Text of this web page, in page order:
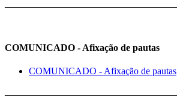
COMUNICADO - Afixação de pautas
COMUNICADO - Afixação de pautas